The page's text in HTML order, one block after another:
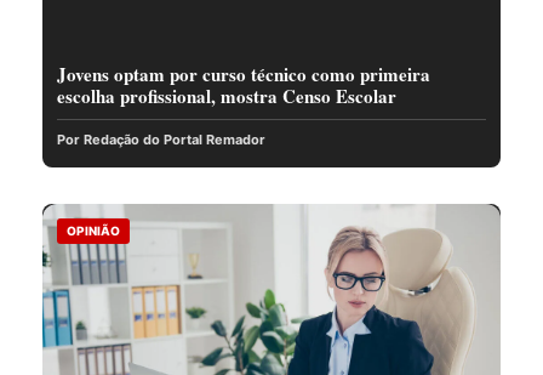
Jovens optam por curso técnico como primeira
escolha profissional, mostra Censo Escolar
Por Redação do Portal Remador
OPINIÃO